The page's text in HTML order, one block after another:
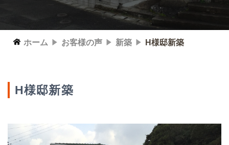
ホーム お客様の声 新築 H様邸新築
H様邸新築